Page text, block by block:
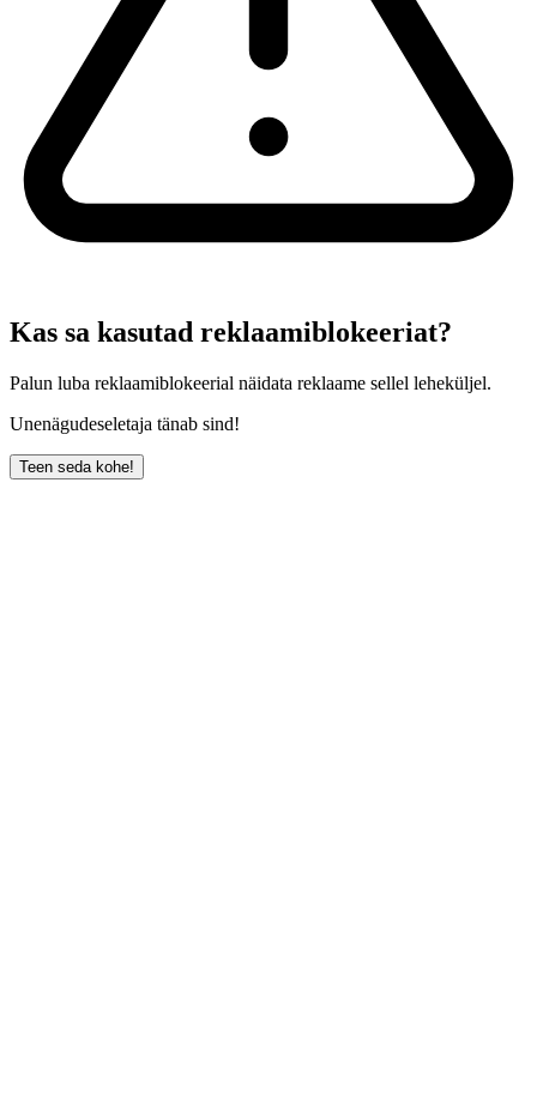
Kas sa kasutad reklaamiblokeeriat?
Palun luba reklaamiblokeerial näidata reklaame sellel leheküljel.
Unenägudeseletaja tänab sind!
Teen seda kohe!